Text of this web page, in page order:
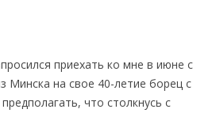
приехать ко мне в июне с
Минска на свое 40-летие борец с
что столкнусь с